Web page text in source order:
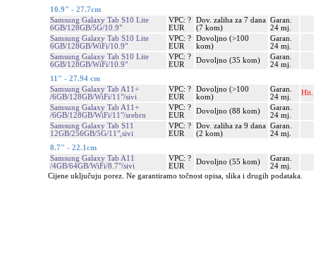
10.9" - 27.7cm
Samsung Galaxy Tab S10 Lite
6GB/128GB/5G/10.9"
VPC: ?
EUR
Dov. zaliha za 7 dana
(7 kom)
Garan.
24 mj.
Samsung Galaxy Tab S10 Lite
6GB/128GB/WiFi/10.9"
VPC: ?
EUR
Dovoljno (>100
kom)
Garan.
24 mj.
Samsung Galaxy Tab S10 Lite
6GB/128GB/WiFi/10.9"
VPC: ?
EUR
Dovoljno (35 kom)
Garan.
24 mj.
11" - 27.94 cm
Samsung Galaxy Tab A11+
/6GB/128GB/WiFi/11"/sivi
VPC: ?
EUR
Dovoljno (>100
kom)
Garan.
24 mj.
Hit.
Samsung Galaxy Tab A11+
/6GB/128GB/WiFi/11"/srebrn
VPC: ?
EUR
Dovoljno (88 kom)
Garan.
24 mj.
Samsung Galaxy Tab S11
12GB/256GB/5G/11",sivi
VPC: ?
EUR
Dov. zaliha za 9 dana
(2 kom)
Garan.
24 mj.
8.7" - 22.1cm
Samsung Galaxy Tab A11
/4GB/64GB/WiFi/8.7"/sivi
VPC: ?
EUR
Dovoljno (55 kom)
Garan.
24 mj.
Cijene uključuju porez. Ne garantiramo točnost opisa, slika i drugih podataka.